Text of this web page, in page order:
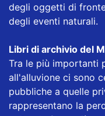
degli oggetti di
degli eventi naturali.
Libri di archivio del
Tra le più importanti
all'alluvione ci sono
pubbliche a quelle
rappresentano la